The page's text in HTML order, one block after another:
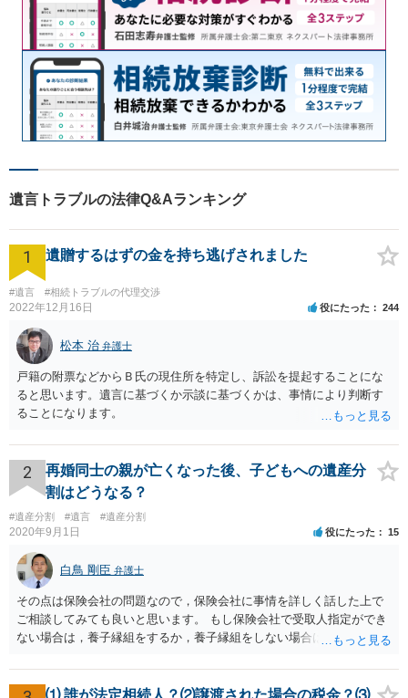
遺言トラブルの法律Q&Aランキング
1 遺贈するはずの金を持ち逃げされました
#遺言 #相続トラブルの代理交渉
2022年12月16日 役にたった 244
松本 治 弁護士
戸籍の附票などからＢ氏の現住所を特定し、訴訟を提起することにな
ると思います。遺言に基づくか示談に基づくかは、事情により判断す
ることになります。
2
再婚同士の親が亡くなった後、子どもへの遺産分
割はどうなる？
#遺産分割 #遺言 #遺産分割
2020年9月1日 役にたった 15
白鳥 剛臣 弁護士
その点は保険会社の問題なので，保険会社に事情を詳しく話した上で
ご相談してみても良いと思います。 もし保険会社で受取人指定ができ
ない場合は，養子縁組をするか，養子縁組をしない場合は遺言で対応
人に指定されていた場合，あなたが先に死亡した後の扱いが異なりま
す。 例えば，あなたの法定相続人が受取人になるのであればお子さん
⑴ 誰が法定相続人？⑵譲渡された場合の税金？⑶